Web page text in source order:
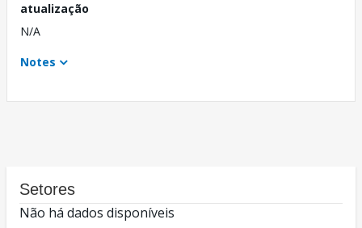
atualização
N/A
Notes
Setores
Não há dados disponíveis